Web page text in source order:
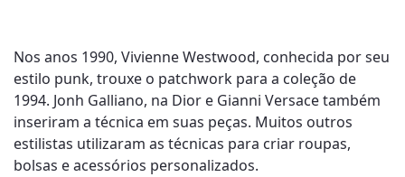
Nos anos 1990, Vivienne Westwood, conhecida por seu
estilo punk, trouxe o patchwork para a coleção de
1994. Jonh Galliano, na Dior e Gianni Versace também
inseriram a técnica em suas peças. Muitos outros
estilistas utilizaram as técnicas para criar roupas,
bolsas e acessórios personalizados.